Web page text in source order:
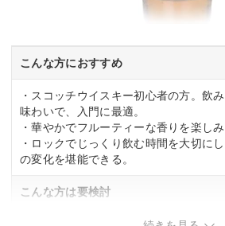
こんな方におすすめ
・スコッチウイスキー初心者の方。飲
味わいで、入門に最適。
・華やかでフルーティーな香りを楽しみ
・ロックでじっくり飲む時間を大切に
の変化を堪能できる。
こんな方は要検討